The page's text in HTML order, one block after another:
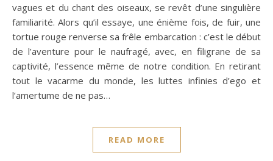
vagues et du chant des oiseaux, se revêt d’une singulière
familiarité. Alors qu’il essaye, une énième fois, de fuir, une
tortue rouge renverse sa frêle embarcation : c’est le début
de l’aventure pour le naufragé, avec, en filigrane de sa
captivité, l’essence même de notre condition. En retirant
tout le vacarme du monde, les luttes infinies d’ego et
l’amertume de ne pas…
READ MORE